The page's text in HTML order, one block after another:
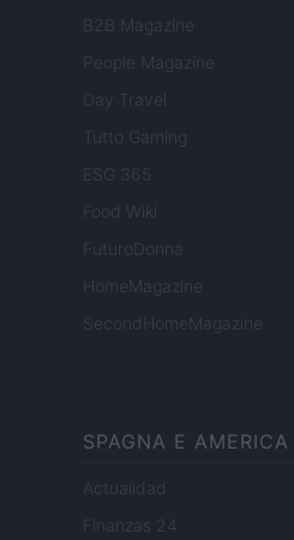
B2B Magazine
People Magazine
Day Travel
Tutto Gaming
ESG 365
Food Wiki
FuturoDonna
HomeMagazine
SecondHomeMagazine
SPAGNA E
Actualidad
Finanzas 24